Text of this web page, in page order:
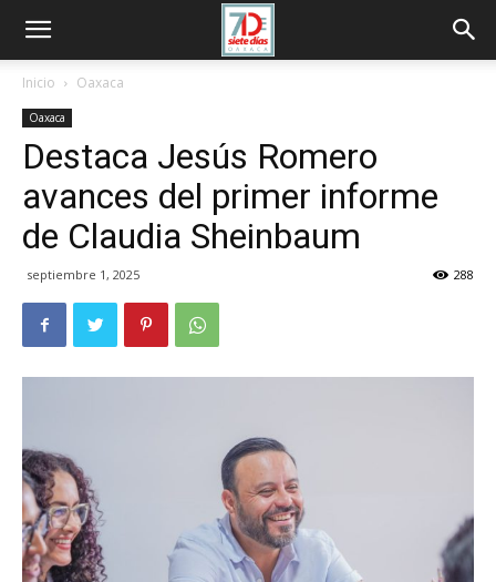
Inicio Oaxaca
Oaxaca
Destaca Jesús Romero
avances del primer informe
de Claudia Sheinbaum
septiembre 1, 2025 288